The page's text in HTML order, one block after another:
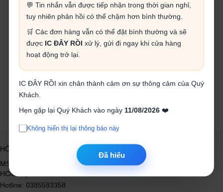
💬 Tin nhắn vẫn được tiếp nhận trong thời gian nghỉ,
tuy nhiên phản hồi có thể chậm hơn bình thường.
🛒 Các đơn hàng vẫn có thể đặt bình thường và sẽ
được IC ĐÂY RỒI xử lý, gửi đi ngay khi cửa hàng
hoạt động trở lại.
IC ĐÂY RỒI xin chân thành cảm ơn sự thông cảm của Quý
Khách.
Hẹn gặp lại Quý Khách vào ngày 11/08/2026❤️
Không hiển thị lại thông báo này
Đã hiểu
Đầu chuyển đổi USB
Type-C sang USB A
15.000₫
Mua ngay
Micro USB Female Socket
5Pin
Mua ngay
HỘ KINH DOANH LINH KIỆN ĐIỆN TỬ IC ĐÂY RỒI
MST 0314342572 được cấp ngày 04/11/2017 do Sở KH và ĐT TP
HCM cấp
Hotline: 0385593358